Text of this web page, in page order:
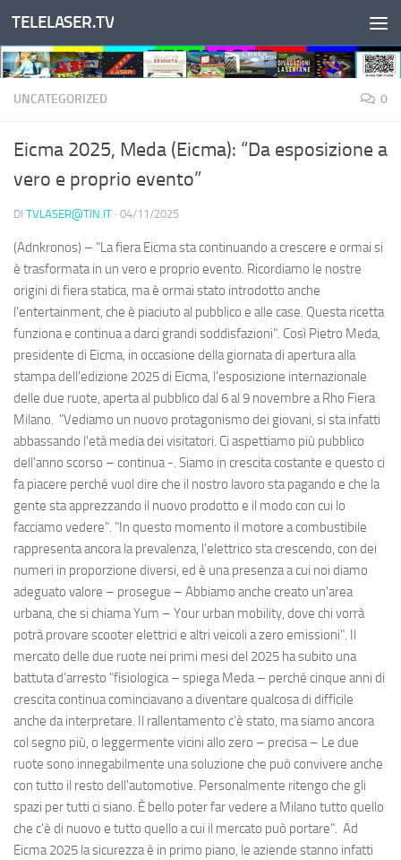
Salta al contenuto
TELELASER.TV
UNCATEGORIZED 0
Eicma 2025, Meda (Eicma): “Da esposizione a
vero e proprio evento”
DI TVLASER@TIN.IT · 04/11/2025
(Adnkronos) – "La fiera Eicma sta continuando a crescere e ormai si
è trasformata in un vero e proprio evento. Ricordiamo le nostre
origini di fiera statica, ma è ormai stato introdotto anche
l'entertainment, che è piaciuto al pubblico e alle case. Questa ricetta
funziona e continua a darci grandi soddisfazioni". Così Pietro Meda,
presidente di Eicma, in occasione della giornata di apertura alla
stampa dell'edizione 2025 di Eicma, l’esposizione internazionale
delle due ruote, aperta al pubblico dal 6 al 9 novembre a Rho Fiera
Milano. "Vediamo un nuovo protagonismo dei giovani, si sta infatti
abbassando l'età media dei visitatori. Ci aspettiamo più pubblico
dell'anno scorso – continua -. Siamo in crescita costante e questo ci
fa piacere perché vuol dire che il nostro lavoro sta pagando e che la
gente sta apprezzando il nuovo prodotto e il modo con cui lo
facciamo vedere". "In questo momento il motore a combustibile
rappresenta ancora la prevalenza, l'elettrico sta crescendo, con dei
numeri in proporzione diversi, ed è una presenza a cui noi diamo
adeguato valore – prosegue – Abbiamo anche creato un'area
urbana, che si chiama Yum – Your urban mobility, dove chi vorrà
potrà provare scooter elettrici e altri veicoli a zero emissioni". Il
mercato delle due ruote nei primi mesi del 2025 ha subito una
battuta d’arresto "fisiologica – spiega Meda – perché cinque anni di
crescita continua cominciavano a diventare qualcosa di difficile
anche da interpretare. Il rallentamento c’è stato, ma siamo ancora
col segno più, o leggermente vicini allo zero – precisa – Le due
ruote sono innegabilmente una soluzione che può convivere anche
con tutto il resto dell'automotive. Personalmente ritengo che gli
spazi per tutti ci siano. È bello poter far vedere a Milano tutto quello
che c'è di nuovo e tutto quello a cui il mercato può portare". Ad
Eicma 2025 la sicurezza è in primo piano, le aziende stanno infatti